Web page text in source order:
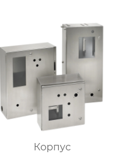
Корпус